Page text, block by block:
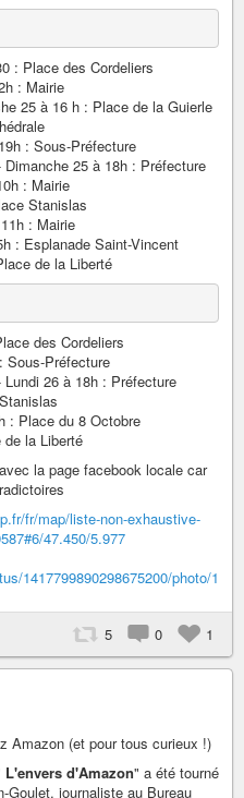
: Place des Cordeliers
: Mairie
25 à 16 h : Place de la Guierle
: Sous-Préfecture
Dimanche 25 à 18h : Préfecture
: Mairie
Stanislas
: Mairie
: Esplanade Saint-Vincent
de la Liberté
des Cordeliers
Sous-Préfecture
Lundi 26 à 18h : Préfecture
: Place du 8 Octobre
de la Liberté
la page facebook locale car
fr/map/liste-non-exhaustive-
47.450/5.977
1417799890298675200/photo/1
5 0 1
Amazon (et pour tous curieux !)
L'envers d'Amazon" a été tourné
Goulet, journaliste au Bureau